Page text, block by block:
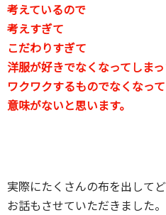
考えているので
考えすぎて
こだわりすぎて
洋服が好きでなくなってしま
ワクワクするものでなくなっ
意味がないと思います。
実際にたくさんの布を出して
お話もさせていただきました。